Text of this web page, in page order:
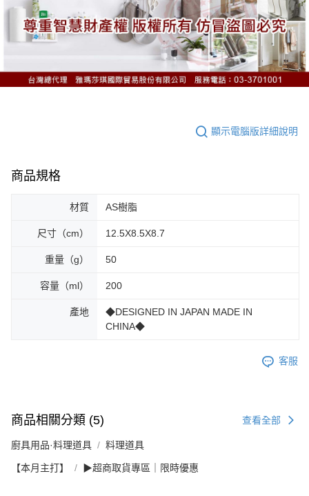
顯示電腦版詳細說明
商品規格
材質 AS樹脂
尺寸（cm） 12.5X8.5X8.7
重量（g） 50
容量（ml） 200
產地
◆DESIGNED IN JAPAN MADE IN
CHINA◆
客服
商品相關分類 (5) 查看全部
廚具用品·料理道具 料理道具
【本月主打】 ▶超商取貨專區｜限時優惠